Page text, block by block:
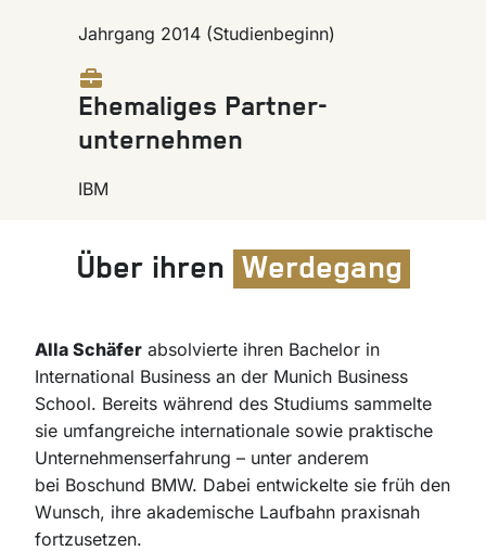
Jahrgang 2014 (Studienbeginn)
Ehemaliges Partner-
unternehmen
IBM
Über ihren Werdegang
Alla Schäfer absolvierte ihren Bachelor in
International Business an der Munich Business
School. Bereits während des Studiums sammelte
sie umfangreiche internationale sowie praktische
Unternehmenserfahrung – unter anderem
bei Boschund BMW. Dabei entwickelte sie früh den
Wunsch, ihre akademische Laufbahn praxisnah
fortzusetzen.